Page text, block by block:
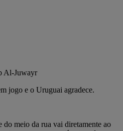
Al-Juwayr
jogo e o Uruguai agradece.
meio da rua vai diretamente ao